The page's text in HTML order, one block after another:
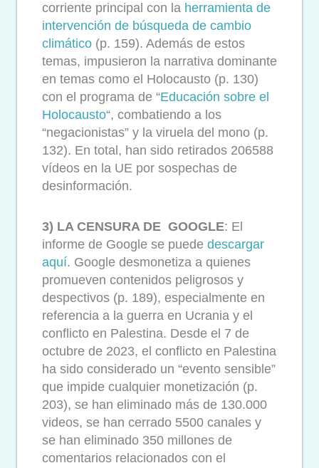
corriente principal con la herramienta de
intervención de búsqueda de cambio
climático (p. 159). Además de estos
temas, impusieron la narrativa dominante
en temas como el Holocausto (p. 130)
con el programa de “Educación sobre el
Holocausto“, combatiendo a los
“negacionistas” y la viruela del mono (p.
132). En total, han sido retirados 206588
vídeos en la UE por sospechas de
desinformación.
3) LA CENSURA DE GOOGLE: El
informe de Google se puede descargar
aquí. Google desmonetiza a quienes
promueven contenidos peligrosos y
despectivos (p. 189), especialmente en
referencia a la guerra en Ucrania y el
conflicto en Palestina. Desde el 7 de
octubre de 2023, el conflicto en Palestina
ha sido considerado un “evento sensible”
que impide cualquier monetización (p.
203), se han eliminado más de 130.000
videos, se han cerrado 5500 canales y
se han eliminado 350 millones de
comentarios relacionados con el